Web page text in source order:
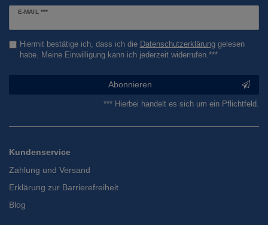
E-MAIL ***
Newsletter
Hiermit bestätige ich, dass ich die Daten­schutz­erklärunggelesen
habe. Meine Einwilligung kann ich jederzeit widerrufen.***
Abonnieren
*** Hierbei handelt es sich um ein Pflichtfeld.
Kundenservice
Zahlung und Versand
Erklärung zur Barrierefreiheit
Blog